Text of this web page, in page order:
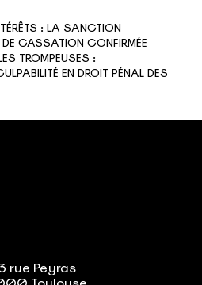
: LA SANCTION
CASSATION CONFIRMÉE
TROMPEUSES :
EN DROIT PÉNAL DES
rue Peyras